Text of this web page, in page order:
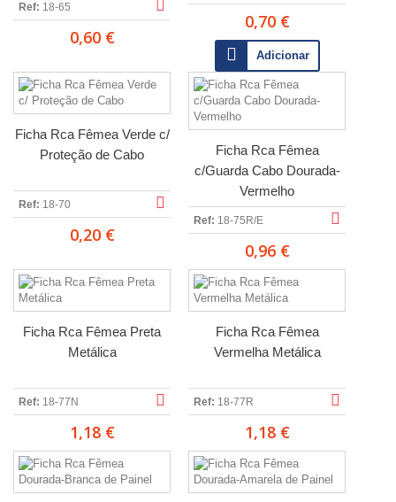
Ref: 18-65
0,60 €
0,70 €
Adicionar
Ficha Rca Fêmea Verde c/
Proteção de Cabo
Ref: 18-70
0,20 €
Ficha Rca Fêmea
c/Guarda Cabo Dourada-
Vermelho
Ref: 18-75R/E
0,96 €
Ficha Rca Fêmea Preta
Metálica
Ref: 18-77N
1,18 €
Ficha Rca Fêmea
Vermelha Metálica
Ref: 18-77R
1,18 €